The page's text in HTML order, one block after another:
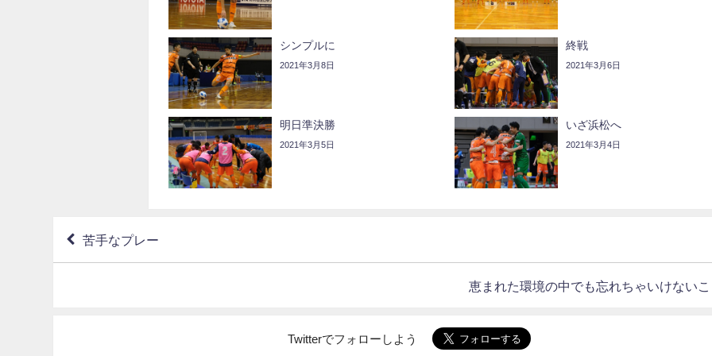
シンプルに
2021年3月8日
終戦
2021年3月6日
明日準決勝
2021年3月5日
いざ浜松へ
2021年3月4日
苦手なプレー
恵まれた環境の中でも忘れちゃいけない
Twitterでフォローしよう